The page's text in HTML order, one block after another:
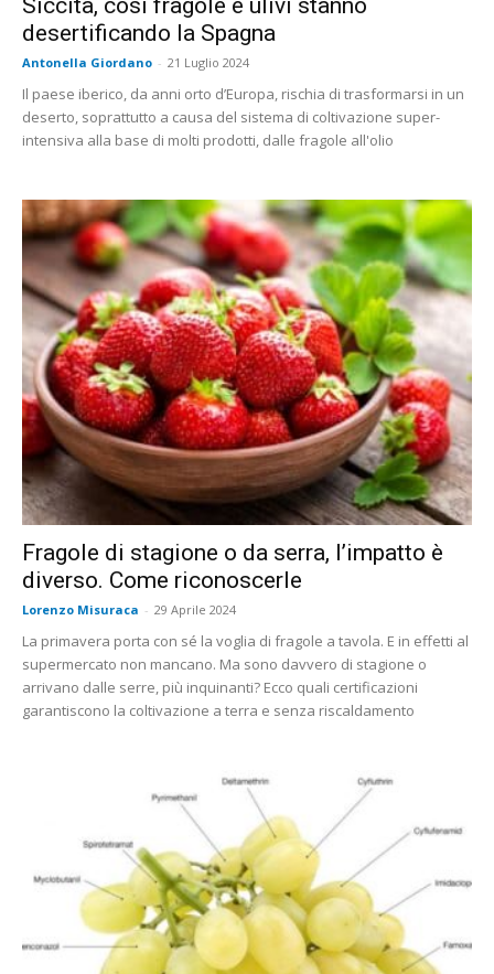
desertificando la Spagna
Antonella Giordano - 21 Luglio 2024
Il paese iberico, da anni orto d’Europa, rischia di trasformarsi in un
deserto, soprattutto a causa del sistema di coltivazione super-
intensiva alla base di molti prodotti, dalle fragole all'olio
Fragole di stagione o da serra, l’impatto è
diverso. Come riconoscerle
Lorenzo Misuraca - 29 Aprile 2024
La primavera porta con sé la voglia di fragole a tavola. E in effetti al
supermercato non mancano. Ma sono davvero di stagione o
arrivano dalle serre, più inquinanti? Ecco quali certificazioni
garantiscono la coltivazione a terra e senza riscaldamento